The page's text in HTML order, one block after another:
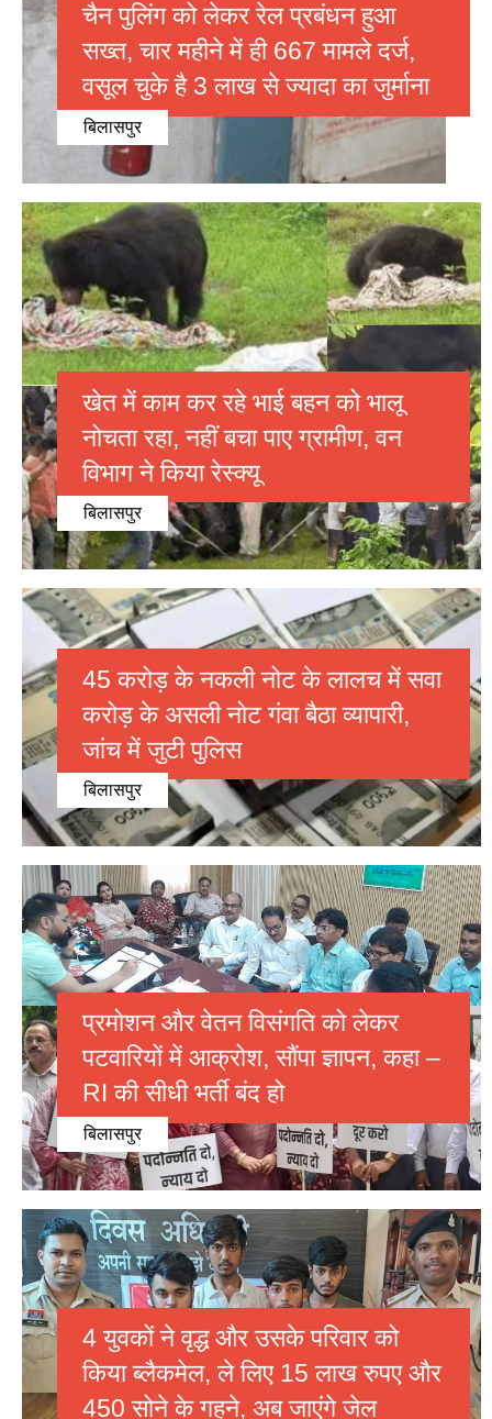
चैन पुलिंग को लेकर रेल प्रबंधन हुआ
सख्त, चार महीने में ही 667 मामले दर्ज,
वसूल चुके है 3 लाख से ज्यादा का जुर्माना
बिलासपुर
खेत में काम कर रहे भाई बहन को भालू
नोचता रहा, नहीं बचा पाए ग्रामीण, वन
विभाग ने किया रेस्क्यू
बिलासपुर
45 करोड़ के नकली नोट के लालच में सवा
करोड़ के असली नोट गंवा बैठा व्यापारी,
जांच में जुटी पुलिस
बिलासपुर
प्रमोशन और वेतन विसंगति को लेकर
पटवारियों में आक्रोश, सौंपा ज्ञापन, कहा –
RI की सीधी भर्ती बंद हो
बिलासपुर
4 युवकों ने वृद्ध और उसके परिवार को
किया ब्लैकमेल, ले लिए 15 लाख रुपए और
450 सोने के गहने, अब जाएंगे जेल